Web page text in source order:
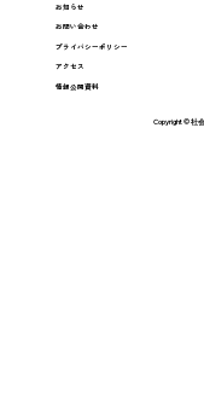
お知らせ
お問い合わせ
プライバシーポリシー
アクセス
情報公開資料
Copyright © 社